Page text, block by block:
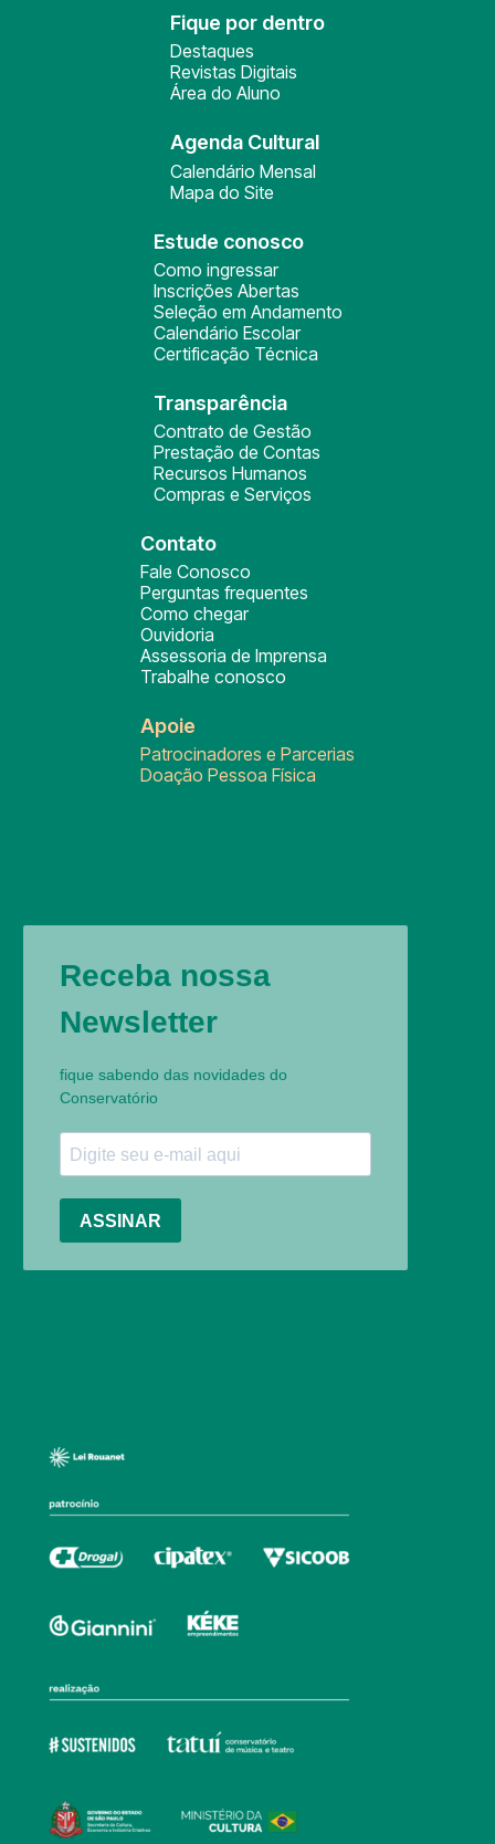
Fique por dentro
Destaques
Revistas Digitais
Área do Aluno
Agenda Cultural
Calendário Mensal
Mapa do Site
Estude conosco
Como ingressar
Inscrições Abertas
Seleção em Andamento
Calendário Escolar
Certificação Técnica
Transparência
Contrato de Gestão
Prestação de Contas
Recursos Humanos
Compras e Serviços
Contato
Fale Conosco
Perguntas frequentes
Como chegar
Ouvidoria
Assessoria de Imprensa
Trabalhe conosco
Apoie
Patrocinadores e Parcerias
Doação Pessoa Física